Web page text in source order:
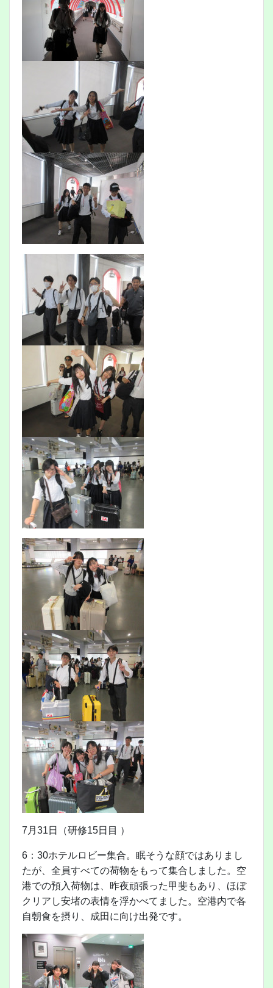
7月31日（研修15日目 ）
6：30ホテルロビー集合。眠そうな顔ではありまし
たが、全員すべての荷物をもって集合しました。空
港での預入荷物は、昨夜頑張った甲斐もあり、ほぼ
クリアし安堵の表情を浮かべてました。空港内で各
自朝食を摂り、成田に向け出発です。